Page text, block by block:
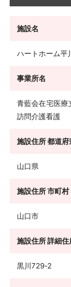
施設名
ハートホーム平
事業所名
青藍会在宅医療
訪問介護看護
施設住所 都道府
山口県
施設住所 市町村
山口市
施設住所 詳細住
黒川729-2